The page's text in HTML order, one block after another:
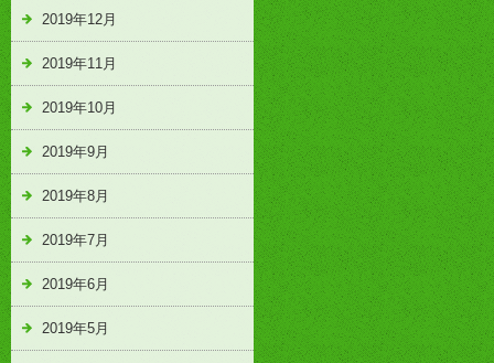
2019年12月
2019年11月
2019年10月
2019年9月
2019年8月
2019年7月
2019年6月
2019年5月